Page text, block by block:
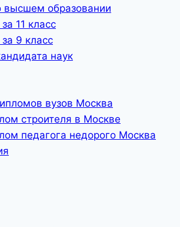
высшем образовании
11 класс
за 9 класс
наук
вузов Москва
строителя в Москве
педагога недорого Москва